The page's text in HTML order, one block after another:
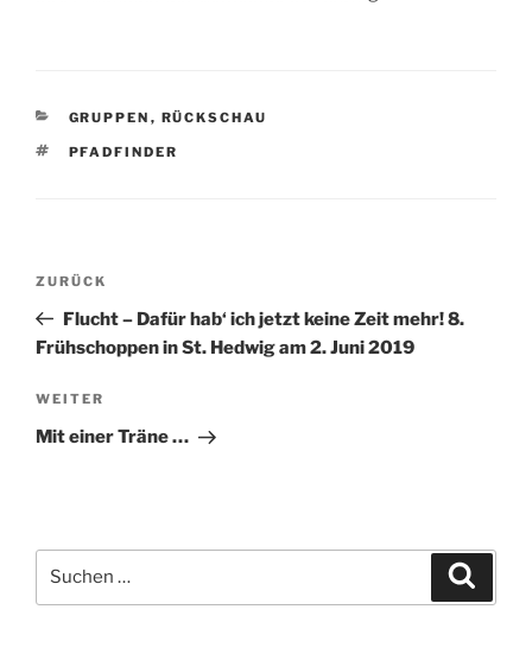
KATEGORIEN
GRUPPEN , RÜCKSCHAU
SCHLAGWÖRTER
PFADFINDER
Beitragsnavigation
Vorheriger
Beitrag
ZURÜCK
Flucht – Dafür hab‘ ich jetzt keine Zeit mehr! 8.
Frühschoppen in St. Hedwig am 2. Juni 2019
Nächster
Beitrag
WEITER
Mit einer Träne …
nach: